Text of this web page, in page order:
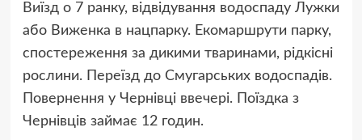
Виїзд о 7 ранку, відвідування водоспаду Лужки
або Виженка в нацпарку. Екомаршрути парку,
спостереження за дикими тваринами, рідкісні
рослини. Переїзд до Смугарських водоспадів.
Повернення у Чернівці ввечері. Поїздка з
Чернівців займає 12 годин.